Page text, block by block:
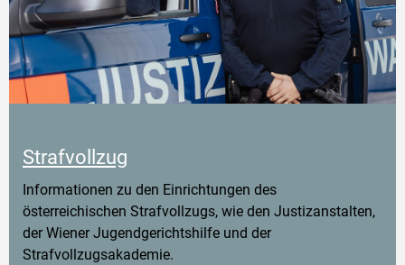
Strafvollzug
Informationen zu den Einrichtungen des
österreichischen Strafvollzugs, wie den Justizanstalten,
der Wiener Jugendgerichtshilfe und der
Strafvollzugsakademie.